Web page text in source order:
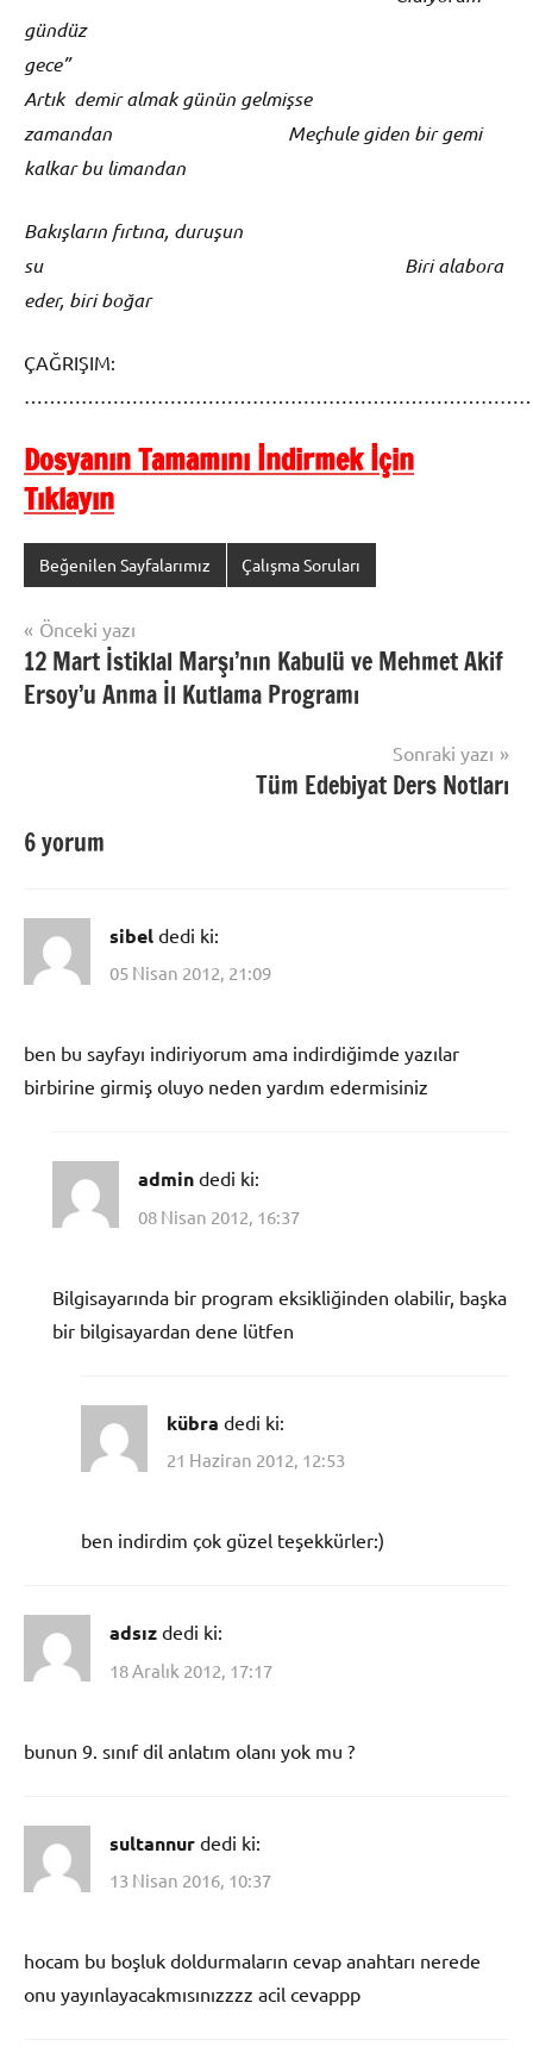
gündüz
gece”
Artık demir almak günün gelmişse
zamandan Meçhule giden bir gemi
kalkar bu limandan
Bakışların fırtına, duruşun
su Biri alabora
eder, biri boğar
ÇAĞRIŞIM:
Dosyanın Tamamını İndirmek İçin
Tıklayın
Beğenilen Sayfalarımız Çalışma Soruları
Yazı
gezinmesi
Önceki yazı
12 Mart İstiklal Marşı’nın Kabulü ve Mehmet Akif
Ersoy’u Anma İl Kutlama Programı
Sonraki yazı
Tüm Edebiyat Ders Notları
6 yorum
sibel dedi ki:
05 Nisan 2012, 21:09
ben bu sayfayı indiriyorum ama indirdiğimde yazılar
birbirine girmiş oluyo neden yardım edermisiniz
admin dedi ki:
08 Nisan 2012, 16:37
Bilgisayarında bir program eksikliğinden olabilir, başka
bir bilgisayardan dene lütfen
kübra dedi ki:
21 Haziran 2012, 12:53
ben indirdim çok güzel teşekkürler:)
adsız dedi ki:
18 Aralık 2012, 17:17
bunun 9. sınıf dil anlatım olanı yok mu ?
sultannur dedi ki:
13 Nisan 2016, 10:37
hocam bu boşluk doldurmaların cevap anahtarı nerede
onu yayınlayacakmısınızzzz acil cevappp